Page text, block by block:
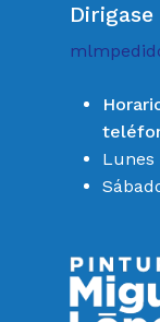
Lunes